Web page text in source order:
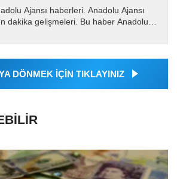
Ajansı haberleri. Anadolu Ajansı
dakika gelişmeleri. Bu haber Anadolu
tarafından...
DÖNMEK İÇİN TIKLAYINIZ